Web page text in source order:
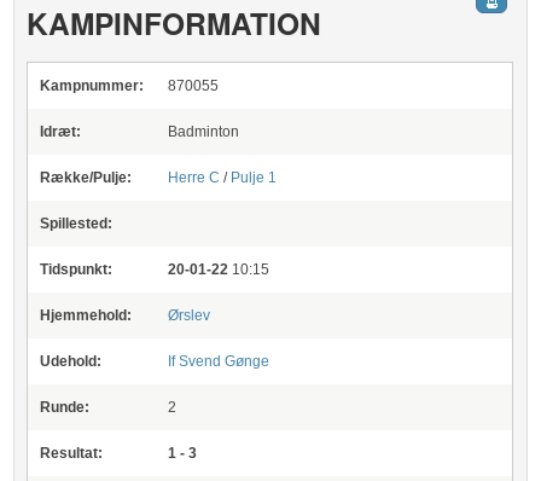
KAMPINFORMATION
Kampnummer: 870055
Idræt: Badminton
Række/Pulje: Herre C / Pulje 1
Spillested:
Tidspunkt: 20-01-22 10:15
Hjemmehold: Ørslev
Udehold: If Svend Gønge
Runde: 2
Resultat: 1 - 3